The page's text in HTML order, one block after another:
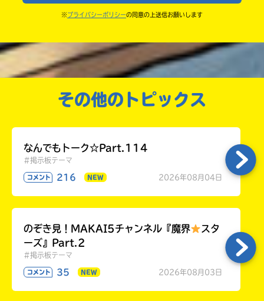
ミルキーいいよね！
初代、パンチとかキックとかあったもん。
今はないけどね〜
まぁぁぁちぃぃぃ！！！
あ…！！
もう読んだ？！私読んだんだけど、やばやばや
ばかった！！
みくさんへ
初めまして！
INFJ一緒なんだ！ここ多いなぁw
偏り過ぎるの一緒！
私パッパッパってやっちゃうから、90％超えた
ことあるよ〜w
きこんでいたり、字がまちがっていたりしないか、読
※ プライバシーポリシーの同意の上送信お願いします
その他のトピックス
なんでもトーク☆Part.114
#掲示板テーマ
コメント 216 NEW 2026年08月04日
のぞき見！MAKAI5チャンネル『魔界
スタ
ーズ』Part.2
#掲示板テーマ
コメント 35 NEW 2026年08月03日